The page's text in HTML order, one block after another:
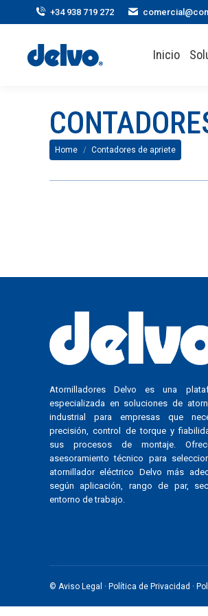
+34 938 719 272
Inicio
You are here:
Home Contadores de apriete
Atornilladores Delvo es una
especializada en soluciones de
industrial para empresas que
precisión, control de torque y
sus procesos de montaje.
asesoramiento técnico para
atornillador eléctrico Delvo más
según aplicación, rango de par,
entorno de trabajo.
© Aviso Legal · Política de Privacidad ·